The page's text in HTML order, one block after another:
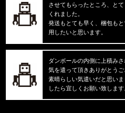
CALVIN KLEIN/カルバンクライン
MICROFIBER STRETCH 3PK
福岡県のお客様ご注文ありが
COLUMBIA/コロンビア
福岡県のお客様ご注文ありが
47 Brand/フォーティーセブンブ
させてもらったところ、と
くれました。
発送もとても早く、梱包も
用したいと思います。
ダンボールの内側に上積み
気を遣って頂きありがとうご
素晴らしい気遣いだと思い
したら宜しくお願い致します